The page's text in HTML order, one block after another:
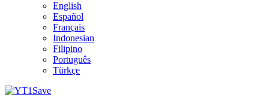
English
Español
Français
Indonesian
Filipino
Português
Türkçe